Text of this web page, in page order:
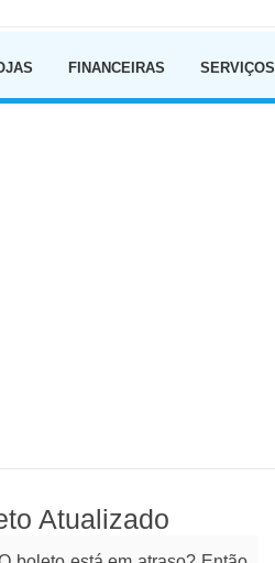
FINANCEIRAS SERVIÇOS
Atualizado